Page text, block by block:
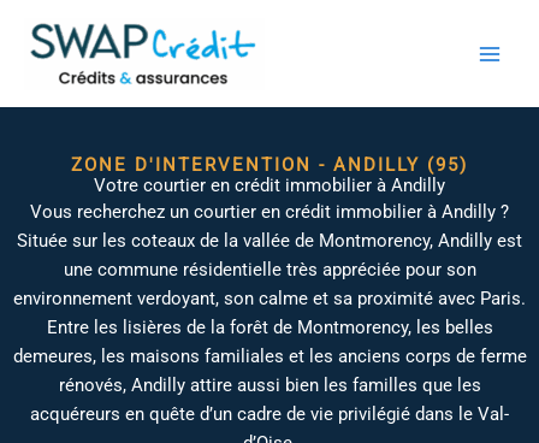
contenu
ZONE D'INTERVENTION - ANDILLY (95)
Votre courtier en crédit immobilier à Andilly
Vous recherchez un courtier en crédit immobilier à Andilly ?
Située sur les coteaux de la vallée de Montmorency, Andilly est
une commune résidentielle très appréciée pour son
environnement verdoyant, son calme et sa proximité avec Paris.
Entre les lisières de la forêt de Montmorency, les belles
demeures, les maisons familiales et les anciens corps de ferme
rénovés, Andilly attire aussi bien les familles que les
acquéreurs en quête d’un cadre de vie privilégié dans le Val-